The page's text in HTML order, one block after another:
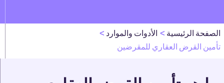
الصفحة الرئيسية الأدوات والموارد
تأمين القرض العقاري للمقرضين